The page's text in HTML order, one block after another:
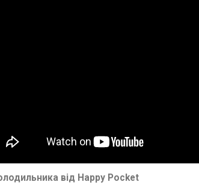
від Happy Pocket